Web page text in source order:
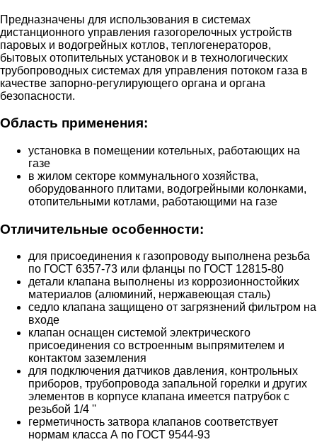
Предназначены для использования в системах
дистанционного управления газогорелочных устройств
паровых и водогрейных котлов, теплогенераторов,
бытовых отопительных установок и в технологических
трубопроводных системах для управления потоком газа в
качестве запорно-регулирующего органа и органа
безопасности.
Область применения:
установка в помещении котельных, работающих на
газе
в жилом секторе коммунального хозяйства,
оборудованного плитами, водогрейными колонками,
отопительными котлами, работающими на газе
Отличительные особенности:
для присоединения к газопроводу выполнена резьба
по ГОСТ 6357-73 или фланцы по ГОСТ 12815-80
детали клапана выполнены из коррозионностойких
материалов (алюминий, нержавеющая сталь)
седло клапана защищено от загрязнений фильтром на
входе
клапан оснащен системой электрического
присоединения со встроенным выпрямителем и
контактом заземления
для подключения датчиков давления, контрольных
приборов, трубопровода запальной горелки и других
элементов в корпусе клапана имеется патрубок с
резьбой 1/4 ''
герметичность затвора клапанов соответствует
нормам класса А по ГОСТ 9544-93